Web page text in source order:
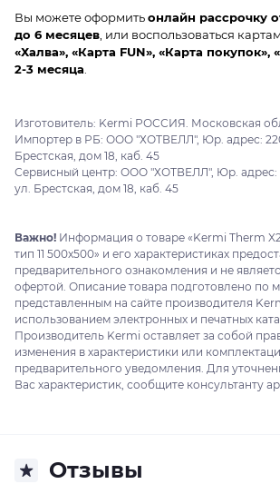
Вы можете оформитьонлайн рассрочку
до 6 месяцев , или воспользоваться
«Халва», «Карта FUN», «Карта покупок»,
2-3 месяца
Изготовитель: Kermi РОССИЯ. Московская
Импортер в РБ: ООО "ХОТВЕЛЛ", Юр. адрес:
Брестская, дом 18, каб. 45
Сервисный центр: ООО "ХОТВЕЛЛ", Юр. адрес:
ул. Брестская, дом 18, каб. 45
Важно! Информация о товаре «Kermi Therm
тип 11 500x500» и его характеристиках
предварительного ознакомления и не
офертой. Описание товара подготовлено по
представленным на сайте производителя
использованием электронных и печатных
Производитель Kermi оставляет за собой
изменения в характеристики или
предварительного уведомления. Для
Вас характеристик, сообщите консультанту
Отзывы